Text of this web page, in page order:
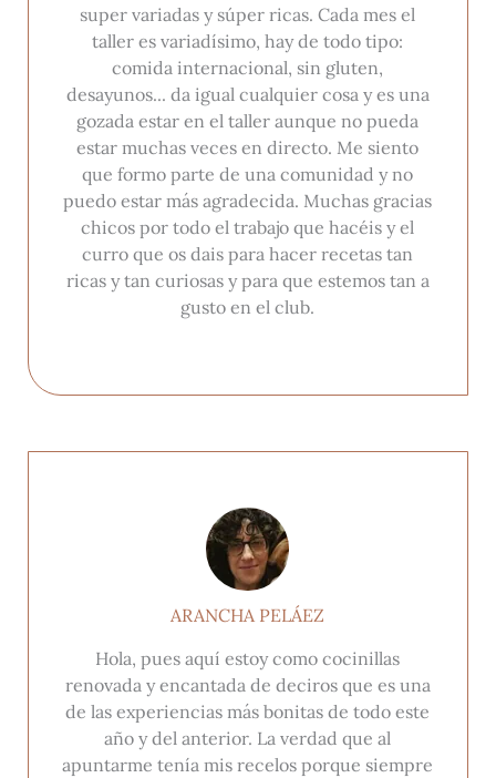
super variadas y súper ricas. Cada mes el
taller es variadísimo, hay de todo tipo:
comida internacional, sin gluten,
desayunos... da igual cualquier cosa y es una
gozada estar en el taller aunque no pueda
estar muchas veces en directo. Me siento
que formo parte de una comunidad y no
puedo estar más agradecida. Muchas gracias
chicos por todo el trabajo que hacéis y el
curro que os dais para hacer recetas tan
ricas y tan curiosas y para que estemos tan a
gusto en el club.
ARANCHA PELÁEZ
Hola, pues aquí estoy como cocinillas
renovada y encantada de deciros que es una
de las experiencias más bonitas de todo este
año y del anterior. La verdad que al
apuntarme tenía mis recelos porque siempre